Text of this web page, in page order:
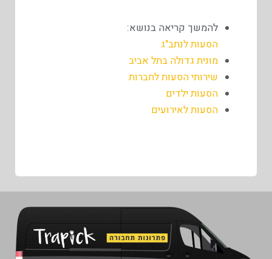
להמשך קריאה בנושא:
הסעות לנתב"ג
מונית גדולה בתל אביב
שירותי הסעות לחברות
הסעות ילדים
הסעות לאירועים